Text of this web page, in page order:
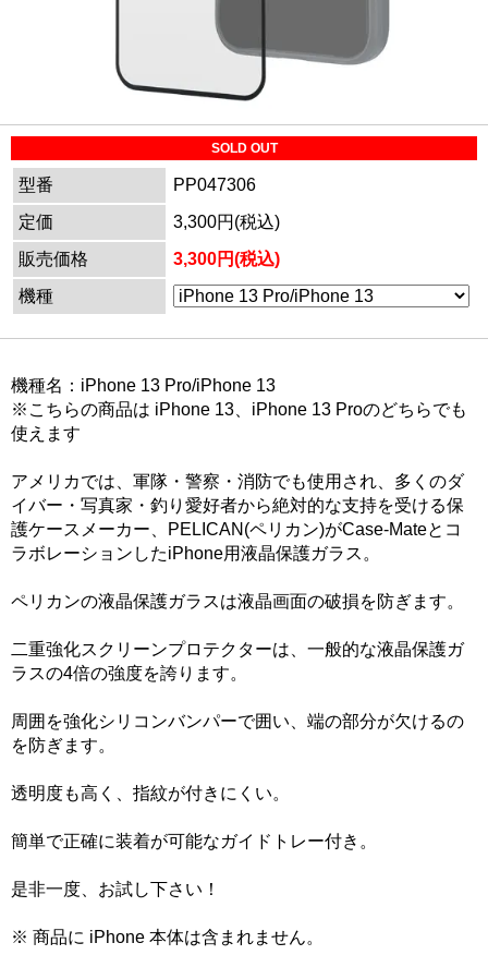
SOLD OUT
型番
PP047306
定価
3,300円(税込)
販売価格
3,300円(税込)
機種
機種名：iPhone 13 Pro/iPhone 13
※こちらの商品は iPhone 13、iPhone 13 Proのどちらでも
使えます
アメリカでは、軍隊・警察・消防でも使用され、多くのダ
イバー・写真家・釣り愛好者から絶対的な支持を受ける保
護ケースメーカー、PELICAN(ペリカン)がCase-Mateとコ
ラボレーションしたiPhone用液晶保護ガラス。
ペリカンの液晶保護ガラスは液晶画面の破損を防ぎます。
二重強化スクリーンプロテクターは、一般的な液晶保護ガ
ラスの4倍の強度を誇ります。
周囲を強化シリコンバンパーで囲い、端の部分が欠けるの
を防ぎます。
透明度も高く、指紋が付きにくい。
簡単で正確に装着が可能なガイドトレー付き。
是非一度、お試し下さい！
※ 商品に iPhone 本体は含まれません。